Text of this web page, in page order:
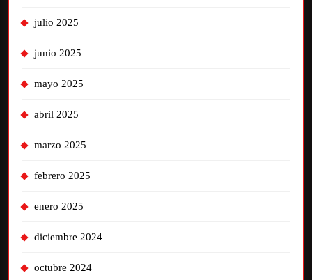
julio 2025
junio 2025
mayo 2025
abril 2025
marzo 2025
febrero 2025
enero 2025
diciembre 2024
octubre 2024